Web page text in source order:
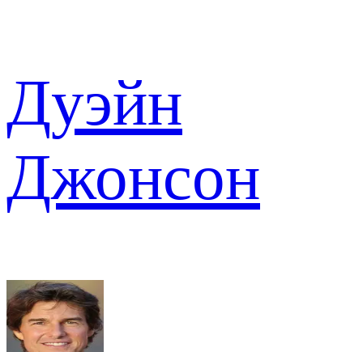
Дуэйн
Джонсон